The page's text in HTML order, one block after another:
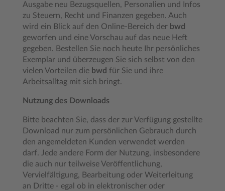
Ausgabe neu Bezugsquellen, Personalien und Infos
zu Steuern, Recht und Finanzen gegeben. Auch
wird ein Blick auf den Online-Bereich der bwd
geworfen und eine Vorschau auf das neue Heft
gegeben. Bestellen Sie noch heute Ihr persönliches
Exemplar und überzeugen Sie sich selbst von den
vielen Vorteilen die bwd für Sie und ihre
Arbeitsalltag mit sich bringt.
Nutzung des Downloads
Bitte beachten Sie, dass der zur Verfügung gestellte
Download nur zum persönlichen Gebrauch durch
den angemeldeten Kunden verwendet werden
darf. Jede andere Form der Nutzung, insbesondere
die auch nur teilweise Veröffentlichung,
Vervielfältigung, Bearbeitung oder Weiterleitung
an Dritte - egal ob in elektronischer oder